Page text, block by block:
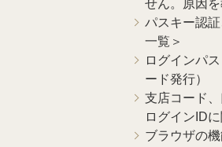
せん。原因
パスキー認
一覧＞
ログインパ
ード発行）
支店コード
ログインID
ブラウザの